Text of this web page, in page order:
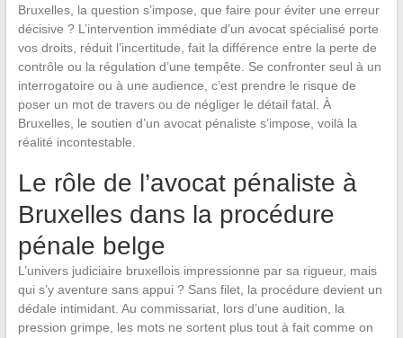
Bruxelles, la question s’impose, que faire pour éviter une erreur
décisive ? L’intervention immédiate d’un avocat spécialisé porte
vos droits, réduit l’incertitude, fait la différence entre la perte de
contrôle ou la régulation d’une tempête. Se confronter seul à un
interrogatoire ou à une audience, c’est prendre le risque de
poser un mot de travers ou de négliger le détail fatal. À
Bruxelles, le soutien d’un avocat pénaliste s’impose, voilà la
réalité incontestable.
Le rôle de l’avocat pénaliste à
Bruxelles dans la procédure
pénale belge
L’univers judiciaire bruxellois impressionne par sa rigueur, mais
qui s’y aventure sans appui ? Sans filet, la procédure devient un
dédale intimidant. Au commissariat, lors d’une audition, la
pression grimpe, les mots ne sortent plus tout à fait comme on